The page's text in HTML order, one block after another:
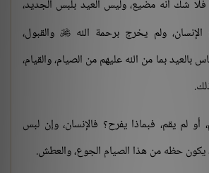
شك أنه مضيع، وليس العيد بلبس الجديد،
ولم يخرج برحمة الله والقبول،
بالعيد بما من الله عليهم من الصيام، والقيام،
لم يقم، فبماذا يفرح؟ فالإنسان، وإن لبس
يكون حظه من هذا الصيام الجوع، والعطش.